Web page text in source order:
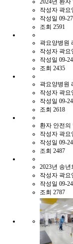
2024년 환
작성자 곽요
작성일 09-27
조회 2591
곽요양병원
작성자 곽요
작성일 09-24
조회 2435
곽요양병원
작성자 곽요
작성일 09-24
조회 2618
환자 안전의
작성자 곽요
작성일 09-24
조회 2487
2023년 송년
작성자 곽요
작성일 09-24
조회 2787